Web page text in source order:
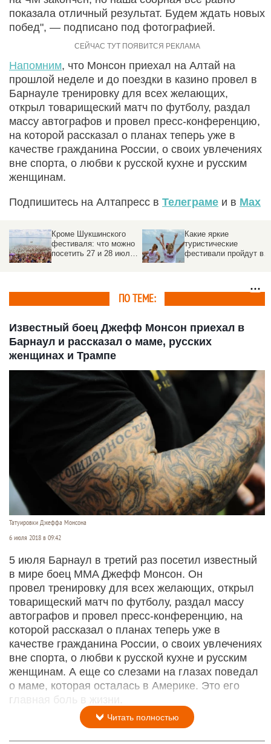
показала отличный результат. Будем ждать новых
побед", — подписано под фотографией.
Напомним, что Монсон приехал на Алтай на
прошлой неделе и до поездки в казино провел в
Барнауле тренировку для всех желающих,
открыл товарищеский матч по футболу, раздал
массу автографов и провел пресс-конференцию,
на которой рассказал о планах теперь уже в
качестве гражданина России, о своих увлечениях
вне спорта, о любви к русской кухне и русским
женщинам.
Подпишитесь на Алтапресс в Телеграме и в Max
Кроме Шукшинского
фестиваля: что можно
посетить 27 и 28 июля
Какие яркие
туристические
фестивали пройдут в
ПО ТЕМЕ:
Известный боец Джефф Монсон приехал в
Барнаул и рассказал о маме, русских
женщинах и Трампе
Татуировки Джеффа Монсона
6 июля 2018 в 09:42
5 июля Барнаул в третий раз посетил известный
в мире боец MMA Джефф Монсон. Он
провел тренировку для всех желающих, открыл
товарищеский матч по футболу, раздал массу
автографов и провел пресс-конференцию, на
которой рассказал о планах теперь уже в
качестве гражданина России, о своих увлечениях
вне спорта, о любви к русской кухне и русским
женщинам. А еще со слезами на глазах поведал
о маме, которая осталась в Америке. Это его
главная боль в жизни.
Читать полностью